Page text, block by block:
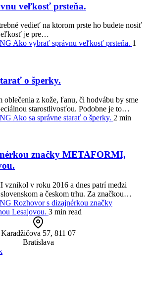
veľkosť prsteňa.
vedieť na ktorom prste ho budete nosiť
je pre…
Ako vybrať správnu veľkosť prsteňa. 1
o šperky.
z kože, ľanu, či hodvábu by sme
starostlivosťou. Podobne je to…
Ako sa správne starať o šperky. 2 min
značky METAFORMI,
v roku 2016 a dnes patrí medzi
a českom trhu. Za značkou…
Rozhovor s dizajnérkou značky
Lesajovou. 3 min read
Karadžičova 57, 811 07
Bratislava